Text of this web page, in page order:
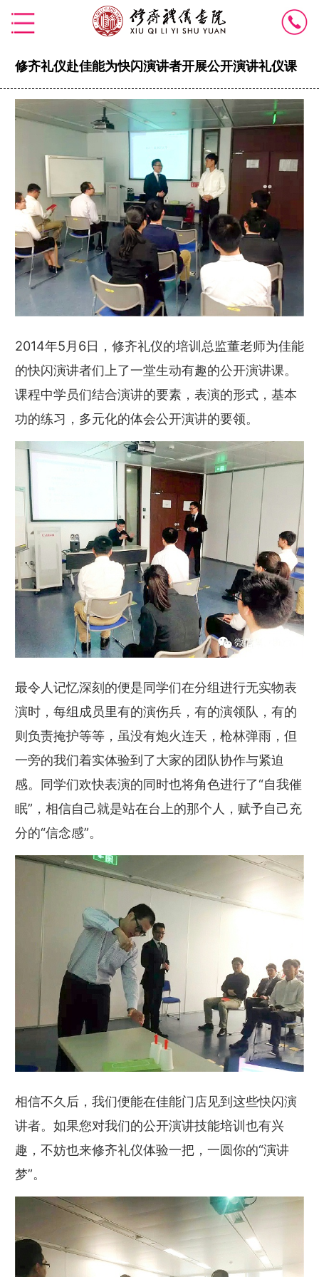
修齐礼仪赴佳能为快闪演讲者开展公开演讲礼仪课
2014年5月6日，修齐礼仪的培训总监董老师为佳能
的快闪演讲者们上了一堂生动有趣的公开演讲课。
课程中学员们结合演讲的要素，表演的形式，基本
功的练习，多元化的体会公开演讲的要领。
最令人记忆深刻的便是同学们在分组进行无实物表
演时，每组成员里有的演伤兵，有的演领队，有的
则负责掩护等等，虽没有炮火连天，枪林弹雨，但
一旁的我们着实体验到了大家的团队协作与紧迫
感。同学们欢快表演的同时也将角色进行了“自我催
眠”，相信自己就是站在台上的那个人，赋予自己充
分的“信念感”。
相信不久后，我们便能在佳能门店见到这些快闪演
讲者。如果您对我们的公开演讲技能培训也有兴
趣，不妨也来修齐礼仪体验一把，一圆你的“演讲
梦”。